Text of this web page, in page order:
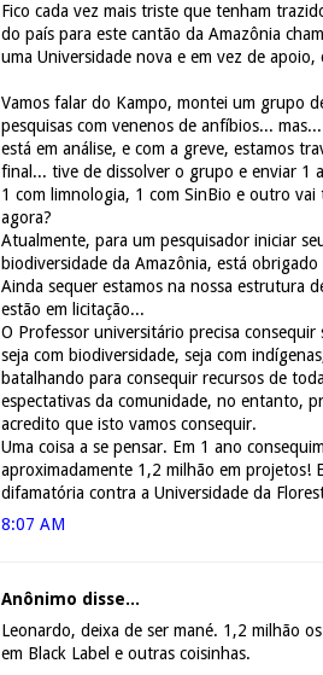
Fico cada vez mais triste que tenham
do país para este cantão da Amazônia
uma Universidade nova e em vez de apoio,
Vamos falar do Kampo, montei um grupo
pesquisas com venenos de anfíbios...
está em análise, e com a greve, estamos
final... tive de dissolver o grupo e enviar 1
1 com limnologia, 1 com SinBio e outro
agora?
Atualmente, para um pesquisador iniciar
biodiversidade da Amazônia, está
Ainda sequer estamos na nossa estrutura
estão em licitação...
O Professor universitário precisa
seja com biodiversidade, seja com
batalhando para consequir recursos de
espectativas da comunidade, no entanto,
acredito que isto vamos consequir.
Uma coisa a se pensar. Em 1 ano
aproximadamente 1,2 milhão em projetos!
difamatória contra a Universidade da
8:07 AM
Anônimo disse...
Leonardo, deixa de ser mané. 1,2 milhão
em Black Label e outras coisinhas.